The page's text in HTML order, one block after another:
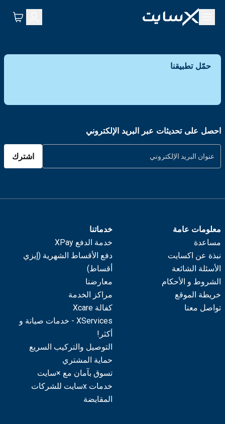
حمّل تطبيقنا
احصل على تحديثات عبر البريد الإلكتروني
اشترك
معلومات عامة
مساعدة
نبذة عن اكسايت
الأسئلة الشائعة
الشروط و الأحكام
خريطة الموقع
تواصل معنا
خدماتنا
خدمة الدفع XPay
دفع الأقساط الشهرية (إيزي
أقساط)
معارضنا
مراكز الخدمة
كفالة Xcare
XServices - خدمات صيانة و
أكثر!
التوصيل والتركيب السريع
حماية المشتري
تسوق بآمان مع ×سايت
خدمات xسايت للشركات
المقايضة